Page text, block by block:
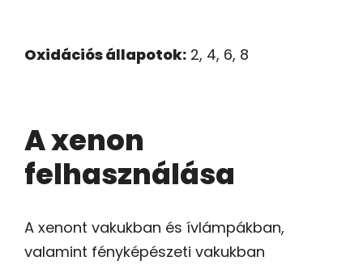
Oxidációs állapotok: 2, 4, 6, 8
A xenon
felhasználása
A xenont vakukban és ívlámpákban,
valamint fényképészeti vakukban